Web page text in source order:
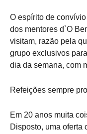
O espírito de
dos mentores d`O
visitam, razão pela
grupo exclusivos
dia da semana, com
Refeições sempre
Em 20 anos muita
Disposto, uma oferta